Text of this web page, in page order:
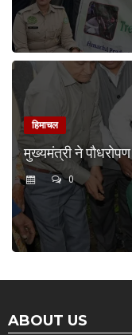
हिमाचल
मुख्यमंत्री ने
0
ABOUT US